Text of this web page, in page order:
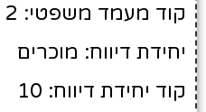
קוד מעמד משפטי: 2
יחידת דיווח: מוכרים
קוד יחידת דיווח: 10